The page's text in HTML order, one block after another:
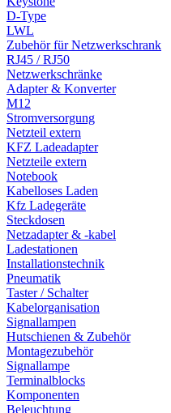
D-Type
LWL
Zubehör für Netzwerkschrank
RJ45 / RJ50
Netzwerkschränke
Adapter & Konverter
M12
Stromversorgung
Netzteil extern
KFZ Ladeadapter
Netzteile extern
Notebook
Kabelloses Laden
Kfz Ladegeräte
Steckdosen
Netzadapter & -kabel
Ladestationen
Installationstechnik
Pneumatik
Taster / Schalter
Kabelorganisation
Signallampen
Hutschienen & Zubehör
Montagezubehör
Signallampe
Terminalblocks
Komponenten
Beleuchtung